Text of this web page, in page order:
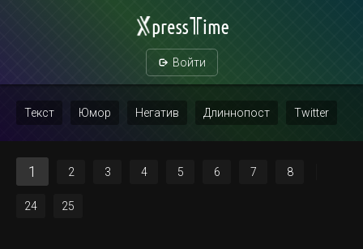
Войти
Текст Юмор Негатив Длиннопост Twitter
1 2 3 4 5 6 7 8
24 25